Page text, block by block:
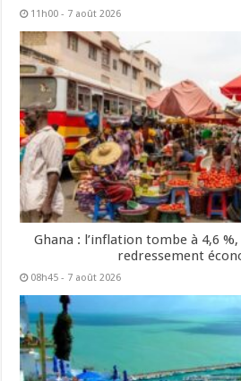
11h00 - 7 août 2026
Ghana : l’inflation tombe à 4,6
redressement
08h45 - 7 août 2026